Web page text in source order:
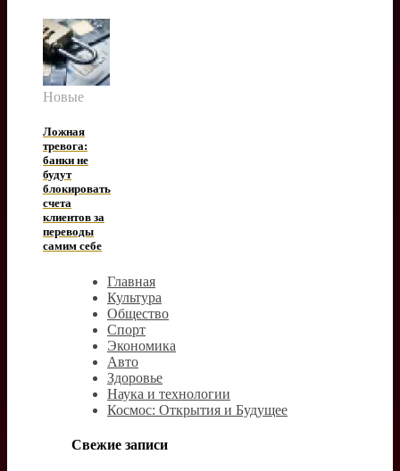
Новые
Ложная
тревога:
банки не
будут
блокировать
счета
клиентов за
переводы
самим себе
Главная
Культура
Общество
Спорт
Экономика
Авто
Здоровье
Наука и технологии
Космос: Открытия и Будущее
Свежие записи